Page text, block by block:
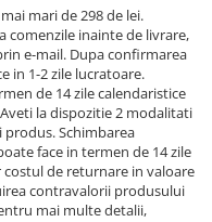
mari de 298 de lei.
comenzile inainte de livrare,
e-mail. Dupa confirmarea
in 1-2 zile lucratoare.
de 14 zile calendaristice
la dispozitie 2 modalitati
produs. Schimbarea
face in termen de 14 zile
de returnare in valoare
contravalorii produsului
mai multe detalii,